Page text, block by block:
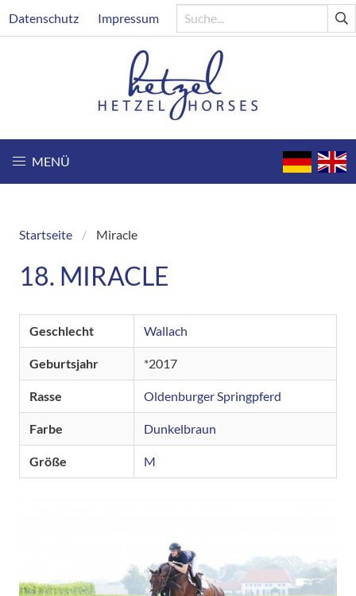
zum
Header
Datenschutz Impressum
MENÜ
Breadcrumb
Startseite Miracle
18. MIRACLE
Geschlecht Wallach
Geburtsjahr 2017
Rasse Oldenburger Springpferd
Farbe Dunkelbraun
Größe M